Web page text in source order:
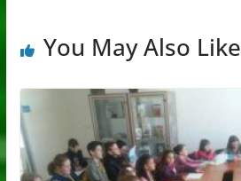
You May Also Like